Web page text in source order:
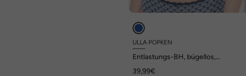
ULLA POPKEN
Entlastungs-BH, bügellos,
39,99€